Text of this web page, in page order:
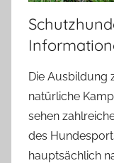
Die Ausbildung
natürliche
sehen
des
hauptsächlich